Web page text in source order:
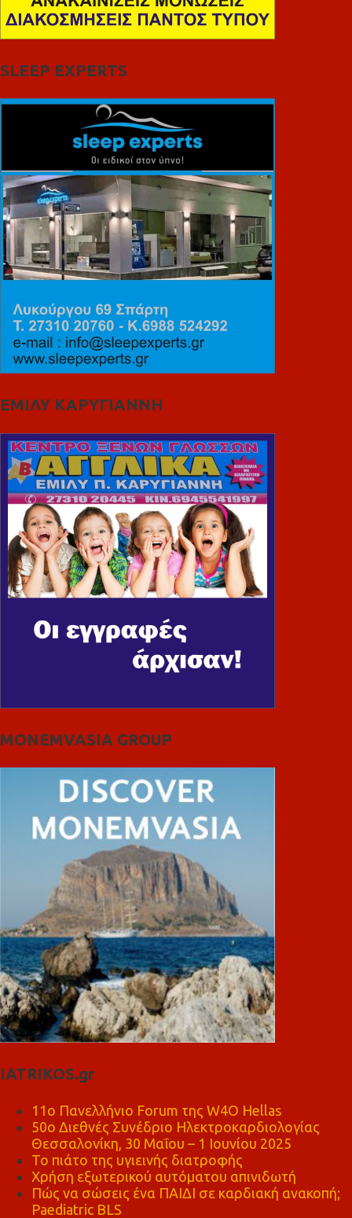
SLEEP EXPERTS
ΕΜΙΛΥ ΚΑΡΥΓΙΑΝΝΗ
MONEMVASIA GROUP
IATRIKOS.gr
11ο Πανελλήνιο Forum της W4O Hellas
50ο Διεθνές Συνέδριο Ηλεκτροκαρδιολογίας
Θεσσαλονίκη, 30 Μαΐου – 1 Ιουνίου 2025
Το πιάτο της υγιεινής διατροφής
Χρήση εξωτερικού αυτόματου απινιδωτή
Πώς να σώσεις ένα ΠΑΙΔΙ σε καρδιακή ανακοπή;
Paediatric BLS